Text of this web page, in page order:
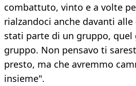
combattuto, vinto e a volte
rialzandoci anche davanti
stati parte di un gruppo,
gruppo. Non pensavo ti
presto, ma che avremmo
insieme".